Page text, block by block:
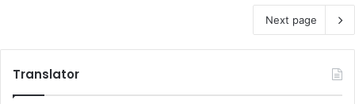
Next page
Translator